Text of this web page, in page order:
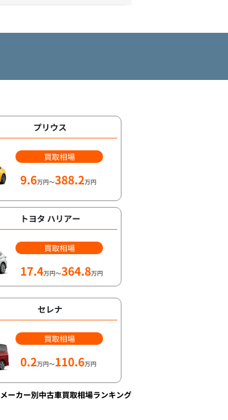
プリウス
買取相場
9.6万円～388.2万円
トヨタ ハリアー
買取相場
17.4万円～364.8万円
セレナ
買取相場
0.2万円～110.6万円
メーカー別中古車買取相場ランキング